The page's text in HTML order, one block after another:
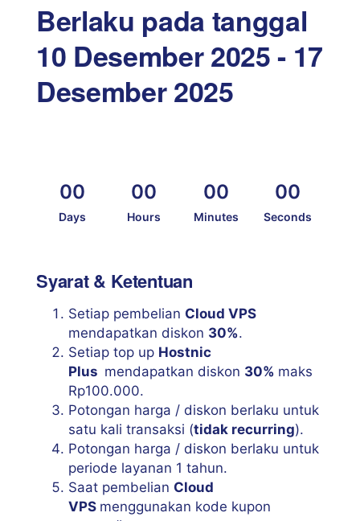
Berlaku pada tanggal
10 Desember 2025 - 17
Desember 2025
00
Days
00
Hours
00
Minutes
00
Seconds
Syarat & Ketentuan
Setiap pembelian Cloud VPS
mendapatkan diskon 30%.
Setiap top up Hostnic
Plus mendapatkan diskon 30% maks
Rp100.000.
Potongan harga / diskon berlaku untuk
satu kali transaksi (tidak recurring).
Potongan harga / diskon berlaku untuk
periode layanan 1 tahun.
Saat pembelian Cloud
VPS menggunakan kode kupon